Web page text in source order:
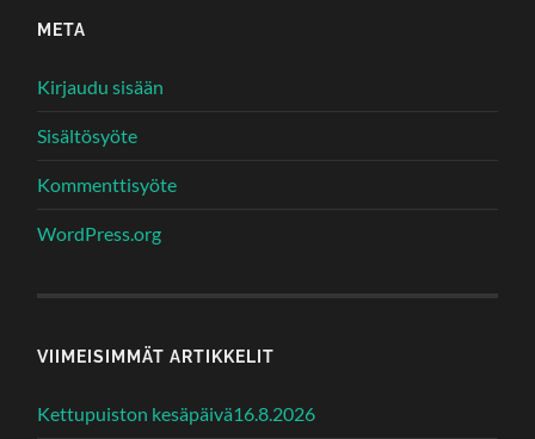
META
Kirjaudu sisään
Sisältösyöte
Kommenttisyöte
WordPress.org
VIIMEISIMMÄT ARTIKKELIT
Kettupuiston kesäpäivä16.8.2026